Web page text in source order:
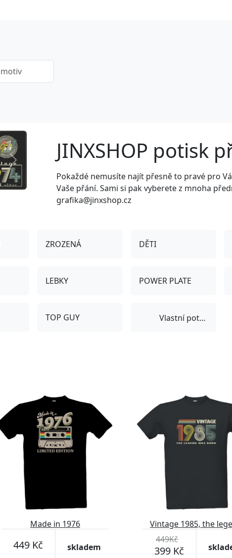
Next
JINXSHOP potisk
Pokaždé nemusíte najít přesně to pravé pro
Vaše přání. Sami si pak vyberete z mnoha
grafika@jinxshop.cz
ZROZENÁ DĚTI
LEBKY POWER PLATE
TOP GUY Vlastní potisk
Made in 1976
449 Kč skladem
Vintage 1985, the
449Kč
399 Kč